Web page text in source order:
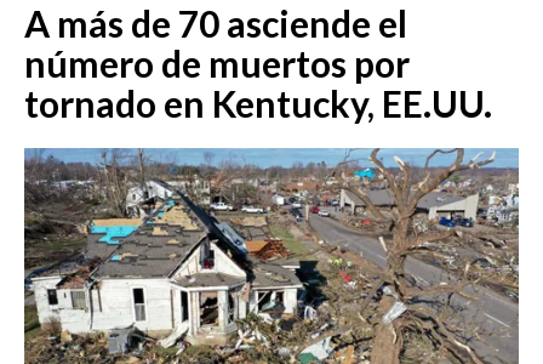
EMISIÓN 7:00 PM
A más de 70 asciende el
número de muertos por
tornado en Kentucky, EE.UU.